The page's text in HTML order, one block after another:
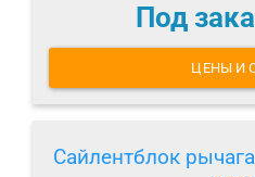
Под
ЦЕНЫ И
Сайлентблок